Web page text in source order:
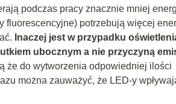
podczas pracy znacznie mniej
fluorescencyjne) potrzebują więcej
Inaczej jest w przypadku
ubocznym a nie przyczyną
że do wytworzenia odpowiedniej ilości
można zauważyć, że LED-y